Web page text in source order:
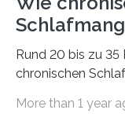
Rund 20 bis zu
chronischen
Erwachsene
More than 1 year